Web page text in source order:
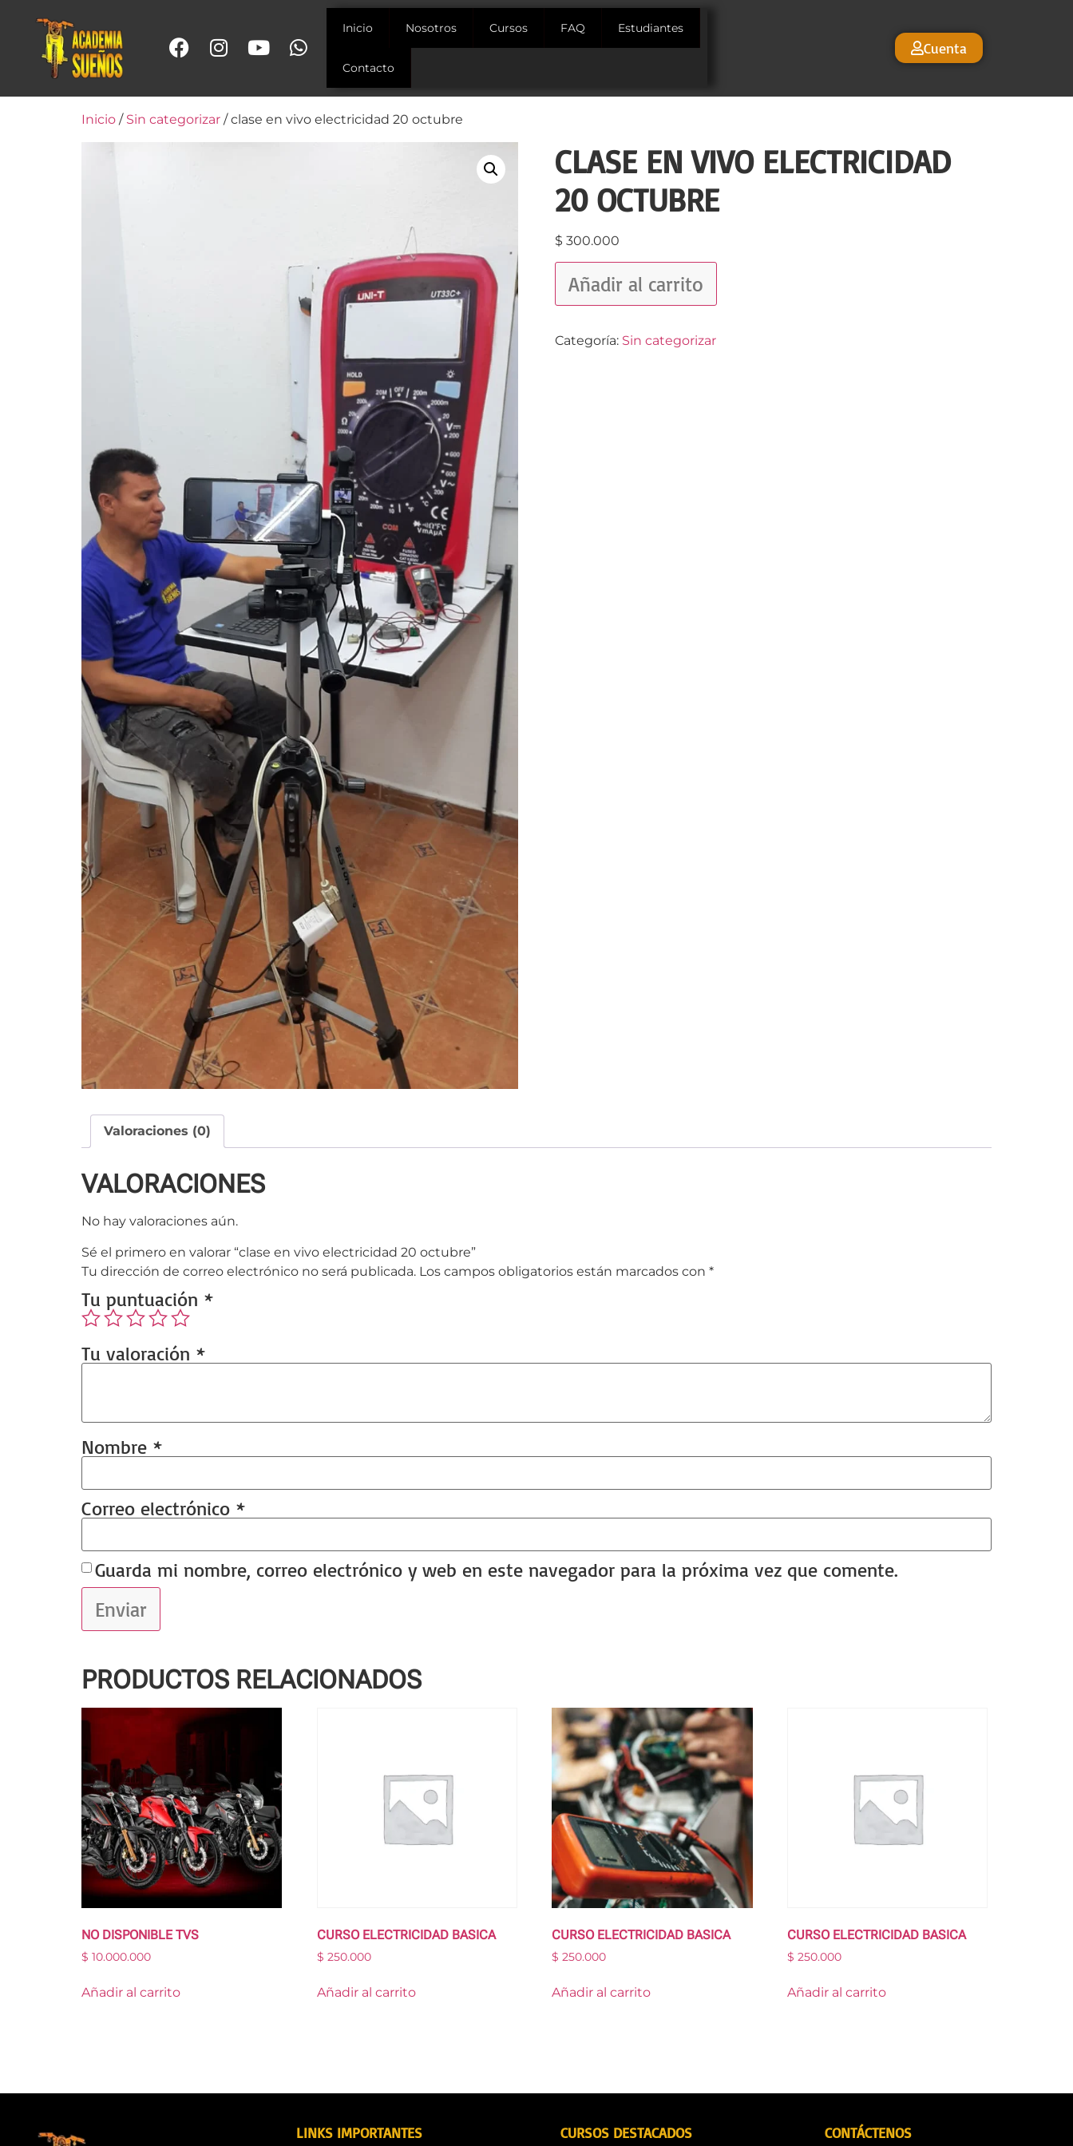
Inicio Nosotros Cursos FAQ Estudiantes
Contacto
Cuenta
Inicio / Sin categorizar / clase en vivo electricidad 20 octubre
CLASE EN VIVO ELECTRICIDAD
20 OCTUBRE
$ 300.000
Añadir al carrito
Categoría: Sin categorizar
Valoraciones (0)
VALORACIONES
No hay valoraciones aún.
Sé el primero en valorar “clase en vivo electricidad 20 octubre”
Tu dirección de correo electrónico no será publicada. Los campos obligatorios están marcados con *
Tu puntuación *
Tu valoración *
Nombre *
Correo electrónico *
Guarda mi nombre, correo electrónico y web en este navegador para la próxima vez que comente.
PRODUCTOS RELACIONADOS
NO DISPONIBLE TVS
$ 10.000.000
Añadir al carrito
CURSO ELECTRICIDAD BASICA
$ 250.000
Añadir al carrito
CURSO ELECTRICIDAD BASICA
$ 250.000
Añadir al carrito
CURSO ELECTRICIDAD BASICA
$ 250.000
Añadir al carrito
LINKS IMPORTANTES CURSOS DESTACADOS CONTÁCTENOS